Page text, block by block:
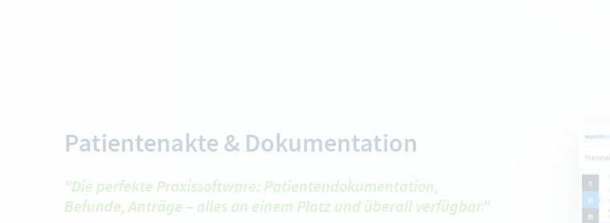
Patientenakte & Dokumentation
"Die perfekte Praxissoftware: Patientendokumentation,
Befunde, Anträge – alles an einem Platz und überall verfügbar."